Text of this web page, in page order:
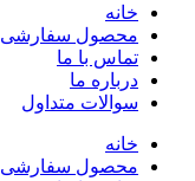
خانه
محصول سفارشی
تماس با ما
درباره ما
سوالات متداول
خانه
محصول سفارشی